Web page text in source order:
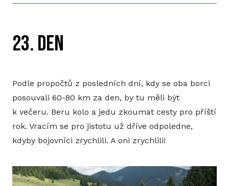
23. DEN
Podle propočtů z posledních dní, kdy se oba borci
posouvali 60-80 km za den, by tu měli být
k večeru. Beru kolo a jedu zkoumat cesty pro příští
rok. Vracím se pro jistotu už dříve odpoledne,
kdyby bojovníci zrychlili. A oni zrychlili!